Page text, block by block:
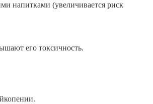
напитками (увеличивается риск
его токсичность.